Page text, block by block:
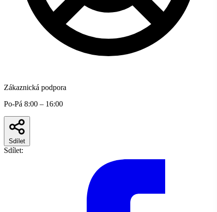
Zákaznická podpora
Po-Pá 8:00 – 16:00
Sdílet
Sdílet: